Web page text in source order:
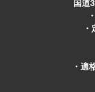
国道
・適